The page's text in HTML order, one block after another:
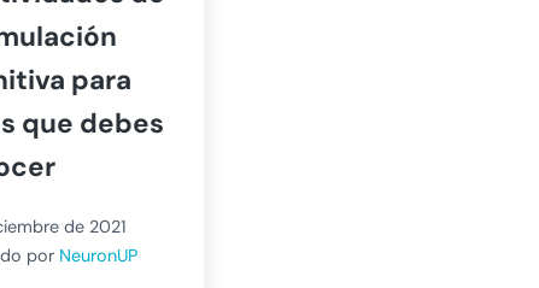
para
que debes
de 2021
por NeuronUP